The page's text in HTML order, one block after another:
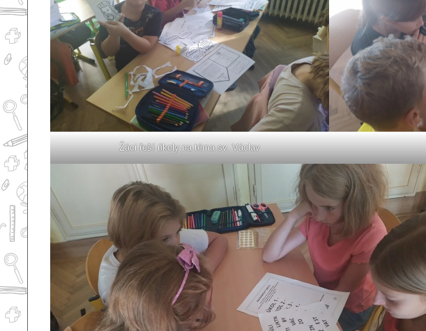
Žáci řeší úkoly na téma sv. Václav